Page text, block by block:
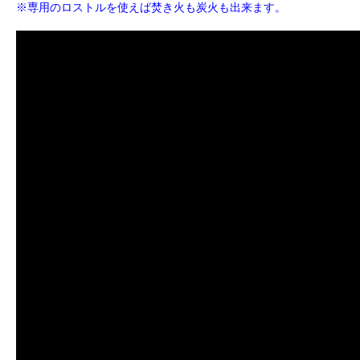
※専用のロストルを使えば焚き火も炭火も出来ます。